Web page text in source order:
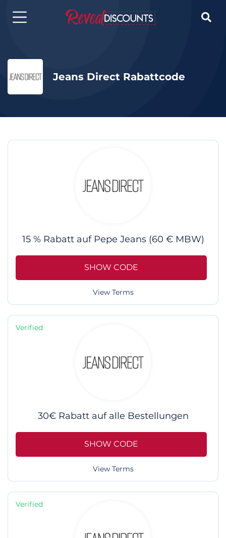

Jeans Direct Rabattcode
15 % Rabatt auf Pepe Jeans (60 € MBW)
SHOW CODE
View Terms
Verified
30€ Rabatt auf alle Bestellungen
SHOW CODE
View Terms
Verified